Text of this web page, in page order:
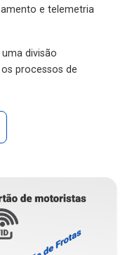
e telemetria
divisão
processos de